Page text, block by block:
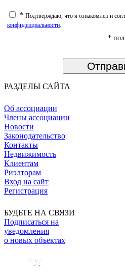
* Подтверждаю, что я ознакомлен и
конфиденциальности
*
РАЗДЕЛЫ САЙТА
Об ассоциации
Члены ассоциации
Новости
Законодательство
Контакты
Недвижимость
Клиентам
Риэлторам
Вход на сайт
Регистрация
БУДЬТЕ НА СВЯЗИ
Подписаться на
уведомления
о новых объектах